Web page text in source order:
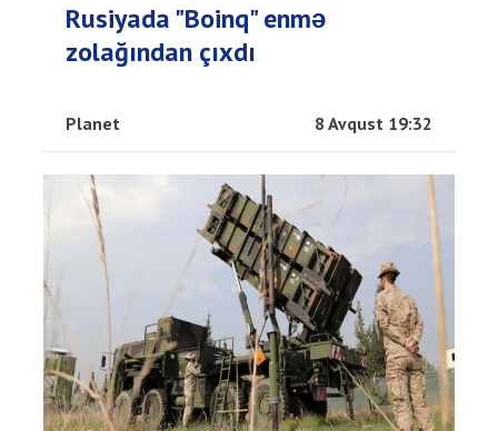
Rusiyada "Boinq" enmə
zolağından çıxdı
Planet 8 Avqust 19:32